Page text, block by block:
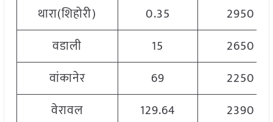
थारा(शिहोरी)
0.35
2950
वडाली
15
2650
वांकानेर
69
2250
वेरावल
129.64
2390